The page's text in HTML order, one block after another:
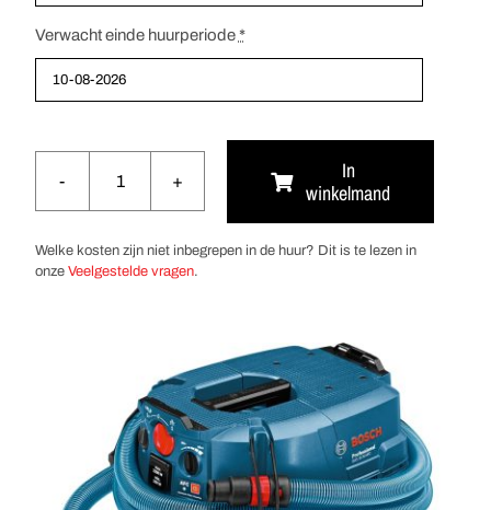
Verwacht einde huurperiode*
Nat-/droogzuiger
1200W
aantal
In
winkelmand
Welke kosten zijn niet inbegrepen in de huur? Dit is te lezen in
onze Veelgestelde vragen.